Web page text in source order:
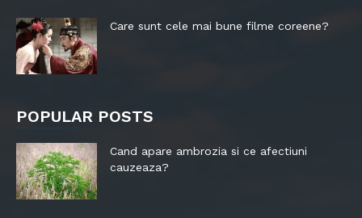
Care sunt cele mai bune filme coreene?
POPULAR POSTS
Cand apare ambrozia si ce afectiuni
cauzeaza?